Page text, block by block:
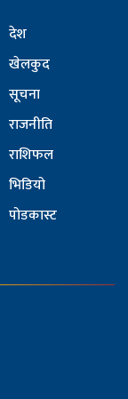
देश
खेलकुद
सूचना
राजनीति
राशिफल
भिडियो
पोडकास्ट